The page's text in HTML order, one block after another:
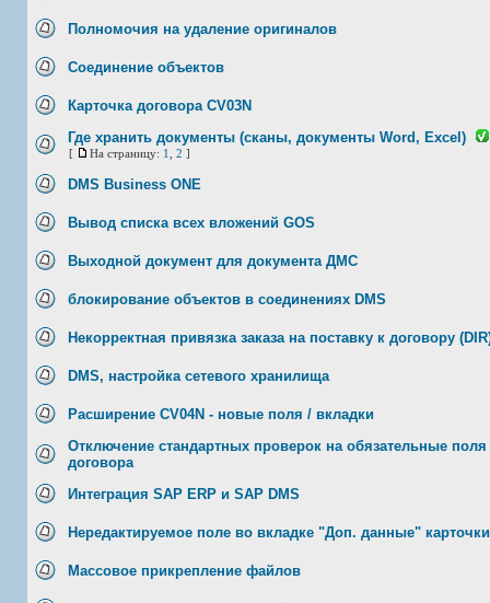
Полномочия на удаление оригиналов
Соединение объектов
Карточка договора CV03N
Где хранить документы (сканы, документы Word, Excel)
[ На страницу: 1 2 ]
DMS Business ONE
Вывод списка всех вложений GOS
Выходной документ для документа ДМС
блокирование объектов в соединениях DMS
Некорректная привязка заказа на поставку к договору
DMS, настройка сетевого хранилища
Расширение CV04N - новые поля / вкладки
Отключение стандартных проверок на обязательные поля
договора
Интеграция SAP ERP и SAP DMS
Нередактируемое поле во вкладке "Доп. данные"
Массовое прикрепление файлов